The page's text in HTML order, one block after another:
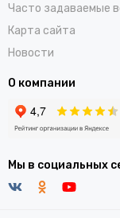
Часто задаваемые
Карта сайта
Новости
О компании
Мы в социальных